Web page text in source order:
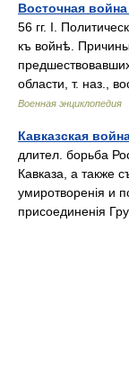
Восточная
56 гг. I.
къ войнѣ.
области, т. наз.,
Военная энциклопедия
Кавказская
длител. борьба
Кавказа, а также
умиротворенія и
присоединенія